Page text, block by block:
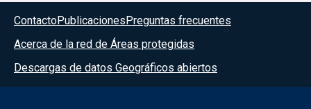
ContactoPublicaciones Preguntas frecuentes
Acerca de la red de Áreas protegidas
Descargas de datos Geográficos abiertos